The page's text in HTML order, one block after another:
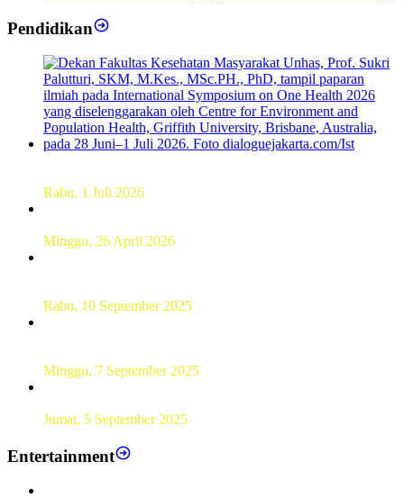
Pendidikan
Rabu, 1 Juli 2026
Minggu, 26 April 2026
Rabu, 10 September 2025
Minggu, 7 September 2025
Jumat, 5 September 2025
Entertainment